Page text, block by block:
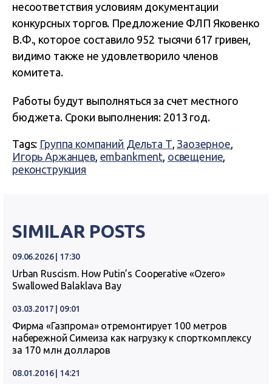
несоответствия условиям документации
конкурсных торгов. Предложение ФЛП Яковенко
В.Ф., которое составило 952 тысячи 617 гривен,
видимо также не удовлетворило членов
комитета.
Работы будут выполняться за счет местного
бюджета. Сроки выполнения: 2013 год.
Tags: Группа компаний Дельта Т,Заозерное,
Игорь Аржанцев, embankment, освещение,
реконструкция
SIMILAR POSTS
09.06.2026 | 17:30
Urban Ruscism. How Putin’s Cooperative «Ozero»
Swallowed Balaklava Bay
03.03.2017 | 09:01
Фирма «Газпрома» отремонтирует 100 метров
набережной Симеиза как нагрузку к спорткомплексу
за 170 млн долларов
08.01.2016 | 14:21